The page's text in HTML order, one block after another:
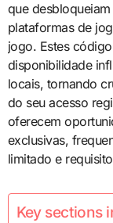
que
plataformas de
jogo. Estes
disponibilidade
locais, tornando
do seu acesso
oferecem
exclusivas,
limitado e
Key sections